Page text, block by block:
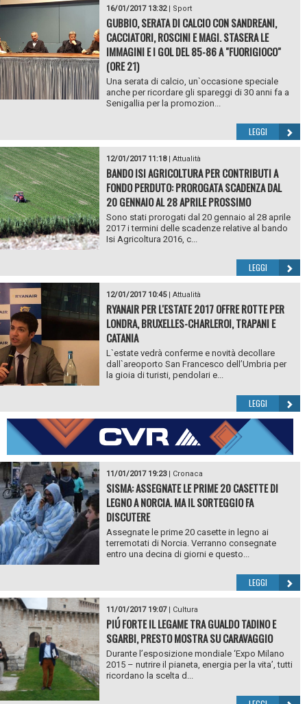
16/01/2017 13:32| Sport
GUBBIO, SERATA DI CALCIO CON SANDREANI,
CACCIATORI, ROSCINI E MAGI. STASERA LE
IMMAGINI E I GOL DEL 85-86 A "FUORIGIOCO"
(ORE 21)
Una serata di calcio, un`occasione speciale
anche per ricordare gli spareggi di 30 anni fa a
Senigallia per la promozion...
LEGGI
12/01/2017 11:18| Attualità
BANDO ISI AGRICOLTURA PER CONTRIBUTI A
FONDO PERDUTO: PROROGATA SCADENZA DAL
20 GENNAIO AL 28 APRILE PROSSIMO
Sono stati prorogati dal 20 gennaio al 28 aprile
2017 i termini delle scadenze relative al bando
Isi Agricoltura 2016, c...
LEGGI
12/01/2017 10:45| Attualità
RYANAIR PER L'ESTATE 2017 OFFRE ROTTE PER
LONDRA, BRUXELLES-CHARLEROI, TRAPANI E
CATANIA
L`estate vedrà conferme e novità decollare
dall`areoporto San Francesco dell’Umbria per
la gioia di turisti, pendolari e...
LEGGI
11/01/2017 19:23| Cronaca
SISMA: ASSEGNATE LE PRIME 20 CASETTE DI
LEGNO A NORCIA. MA IL SORTEGGIO FA
DISCUTERE
Assegnate le prime 20 casette in legno ai
terremotati di Norcia. Verranno consegnate
entro una decina di giorni e questo...
LEGGI
11/01/2017 19:07| Cultura
PIÚ FORTE IL LEGAME TRA GUALDO TADINO E
SGARBI, PRESTO MOSTRA SU CARAVAGGIO
Durante l’esposizione mondiale ‘Expo Milano
2015 – nutrire il pianeta, energia per la vita’, tutti
ricordano la scelta d...